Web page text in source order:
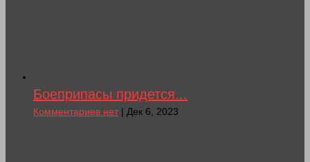
Боеприпасы придется...
Комментариев нет| Дек 6, 2023